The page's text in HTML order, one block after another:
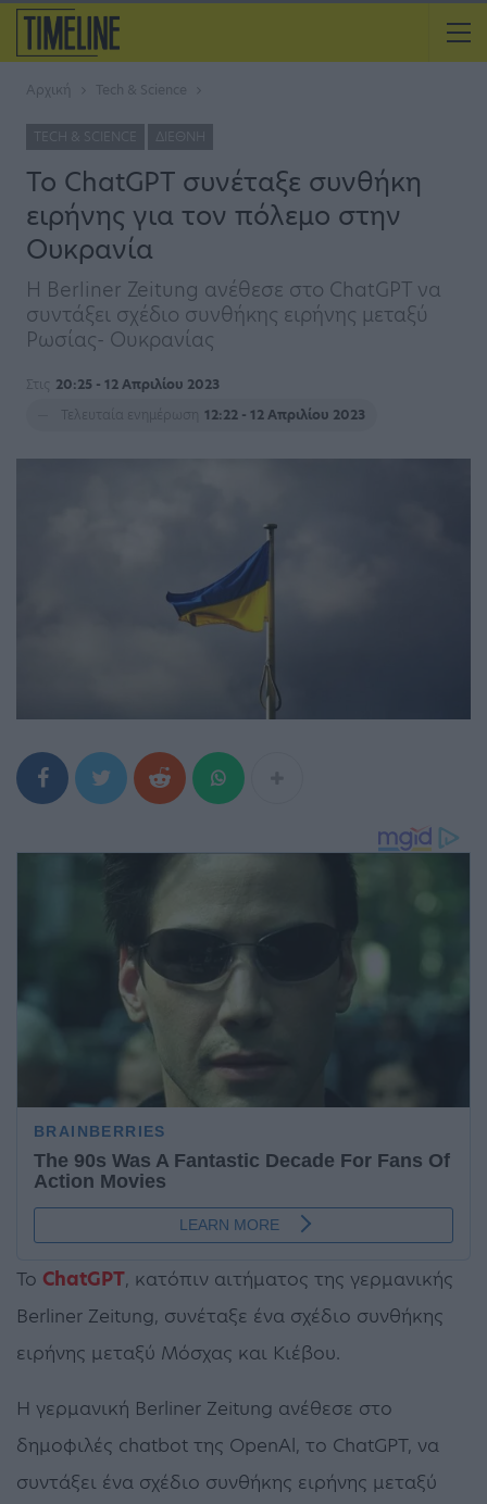
Αρχική Tech & Science
TECH & SCIENCE ΔΙΕΘΝΉ
Το ChatGPT συνέταξε συνθήκη
ειρήνης για τον πόλεμο στην
Ουκρανία
Η Berliner Zeitung ανέθεσε στο ChatGPT να
συντάξει σχέδιο συνθήκης ειρήνης μεταξύ
Ρωσίας- Ουκρανίας
Στις 20:25 - 12 Απριλίου 2023
Τελευταία ενημέρωση
12:22 - 12 Απριλίου 2023
Το ChatGPT, κατόπιν αιτήματος της γερμανικής
Berliner Zeitung, συνέταξε ένα σχέδιο συνθήκης
ειρήνης μεταξύ Μόσχας και Κιέβου.
Η γερμανική Berliner Zeitung ανέθεσε στο
δημοφιλές chatbot της OpenAl, το ChatGPT, να
συντάξει ένα σχέδιο συνθήκης ειρήνης μεταξύ